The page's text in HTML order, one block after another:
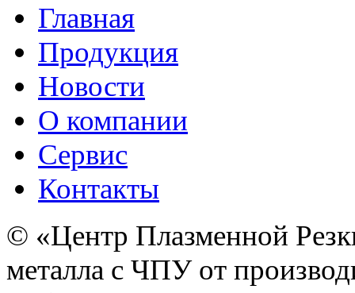
Главная
Продукция
Новости
О компании
Сервис
Контакты
© «Центр Плазменной
металла с ЧПУ от